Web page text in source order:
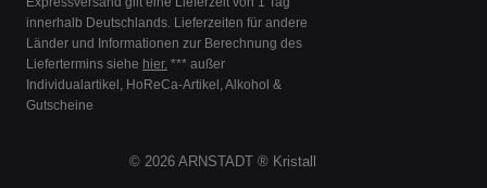
innerhalb Deutschlands. Lieferzeiten für andere
Länder und Informationen zur Berechnung des
Liefertermins siehe hier. *** außer
Individualartikel, HoReCa-Artikel, Alkohol &
Gutscheine
© 2026 ARNSTADT ® Kristall